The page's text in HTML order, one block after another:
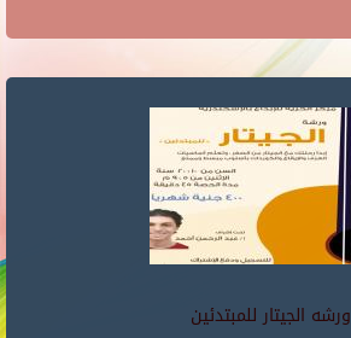
ورشه الجيتار للمبتدئين